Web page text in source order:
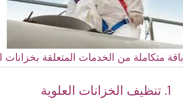
باقة متكاملة من الخدمات المتعلقة بخزانات
1. تنظيف الخزانات العلوية